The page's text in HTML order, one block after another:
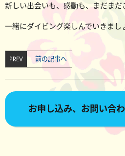
新しい出会いも、感動も、まだまだ
一緒にダイビング楽しんでいきまし
PREV 前の記事へ
お申し込み、お問い合